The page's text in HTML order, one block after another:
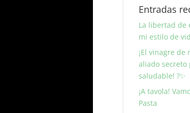
Entradas
La libertad de
mi estilo de
¡El vinagre de
aliado secreto
saludable! ?✨
¡A tavola!
Pasta